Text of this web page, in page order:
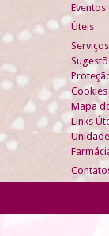
Úteis
Cookies
Mapa
Links